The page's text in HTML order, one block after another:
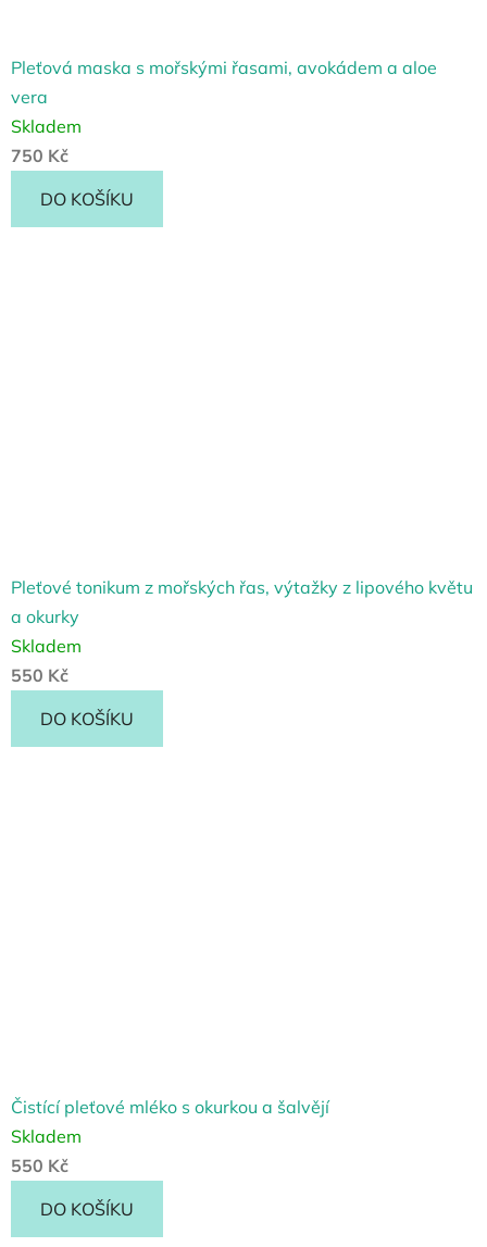
Pleťová maska s mořskými řasami, avokádem a aloe
vera
Skladem
750 Kč
DO KOŠÍKU
Pleťové tonikum z mořských řas, výtažky z lipového květu
a okurky
Skladem
550 Kč
DO KOŠÍKU
Čistící pleťové mléko s okurkou a šalvějí
Skladem
550 Kč
DO KOŠÍKU